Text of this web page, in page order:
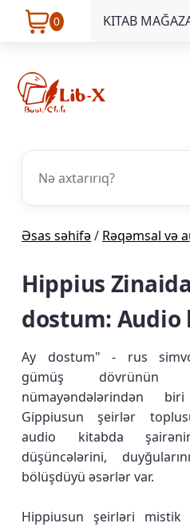
0 KITAB
Əsas səhifə/ Rəqəmsal və
Hippius
dostum: Audio
Ay dostum" - rus
gümüş dövrünün
nümayəndələrindən
Gippiusun şeirlər
audio kitabda
düşüncələrini,
bölüşdüyü əsərlər var.
Hippiusun şeirləri mistik